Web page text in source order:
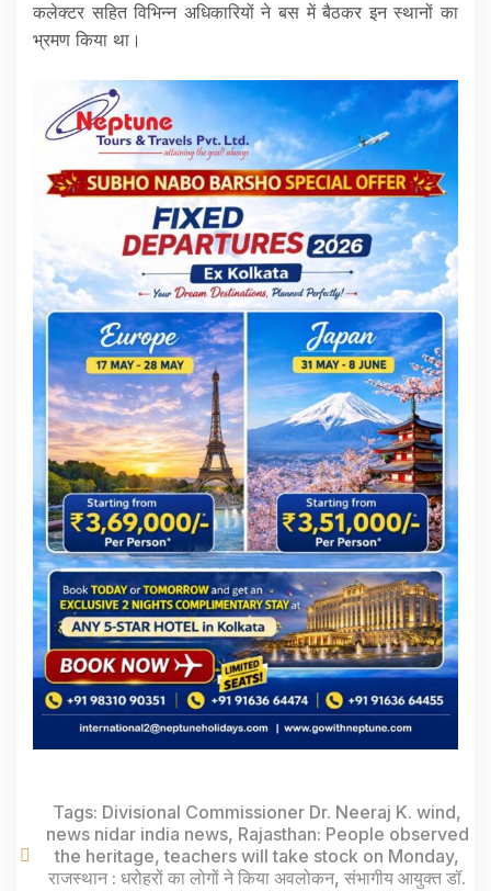
कलेक्टर सहित विभिन्न अधिकारियों ने बस में बैठकर इन स्थानों का
भ्रमण किया था।
Tags: Divisional Commissioner Dr. Neeraj K. wind,
news nidar india news, Rajasthan: People observed
the heritage,teachers will take stock on Monday,
राजस्थान : धरोहरों का लोगों ने किया अवलोकन, संभागीय आयुक्त डॉ.